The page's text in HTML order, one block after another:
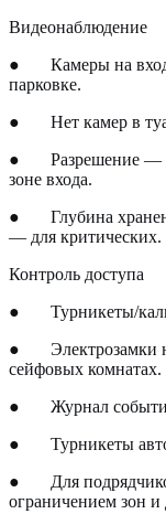
Видеонаблюдение
● Камеры на
парковке.
● Нет камер в
● Разрешение —
зоне входа.
● Глубина
— для критических.
Контроль доступа
● Турникеты/
● Электрозамки
сейфовых комнатах.
● Журнал
● Турникеты
● Для
ограничением зон и